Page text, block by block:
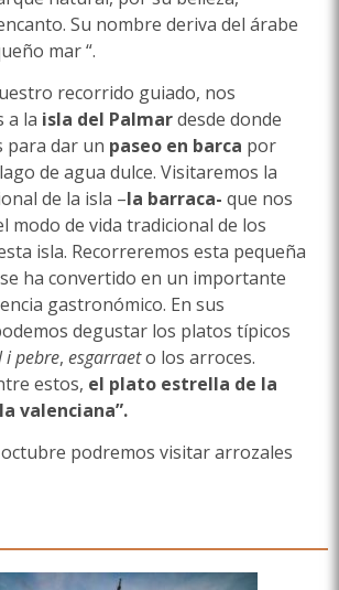
Su nombre deriva del árabe
mar “.
recorrido guiado, nos
a la isla del Palmardesde donde
para dar un paseo en barca por
de agua dulce. Visitaremos la
de la isla –la barraca- que nos
modo de vida tradicional de los
isla. Recorreremos esta pequeña
ha convertido en un importante
gastronómico. En sus
degustar los platos típicos
i pebre, esgarraeto los arroces.
estos, el plato estrella de la
valenciana”.
podremos visitar arrozales